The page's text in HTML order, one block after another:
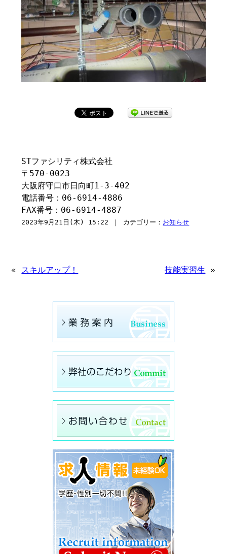
STファシリティ株式会社
〒570-0023
大阪府守口市日向町1-3-402
電話番号：06-6914-4886
FAX番号：06-6914-4887
2023年9月21日(木) 15:22 ｜ カテゴリー： お知らせ
« スキルアップ！ 技能実習生 »